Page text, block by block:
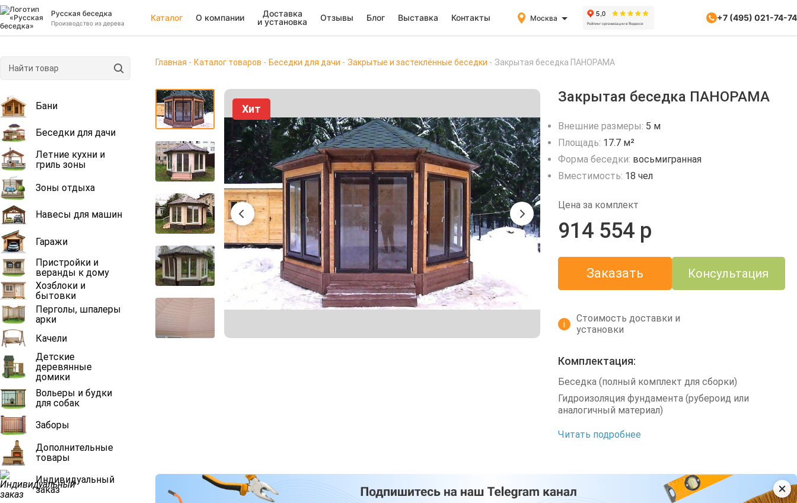
Русская беседка
Производство из дерева
Каталог О компании
Доставка
и установка
Отзывы Блог Выставка Контакты Москва +7 (495) 021-74-74
Бани
Беседки для дачи
Летние кухни и
гриль зоны
Зоны отдыха
Навесы для машин
Гаражи
Пристройки и
веранды к дому
Хозблоки и
бытовки
Перголы, шпалеры
арки
Качели
Детские
деревянные
домики
Вольеры и будки
для собак
Заборы
Дополнительные
товары
Индивидуальный
заказ
Главная Каталог товаров Беседки для дачи Закрытые и застеклённые беседки Закрытая беседка ПАНОРАМА
Хит
Закрытая беседка ПАНОРАМА
Внешние размеры: 5 м
Площадь: 17.7 м²
Форма беседки: восьмигранная
Вместимость: 18 чел
Цена за комплект
914 554 р
Заказать Консультация
i
Стоимость доставки и
установки
Комплектация:
Беседка (полный комплект для сборки)
Гидроизоляция фундамента (рубероид или
аналогичный материал)
Читать подробнее